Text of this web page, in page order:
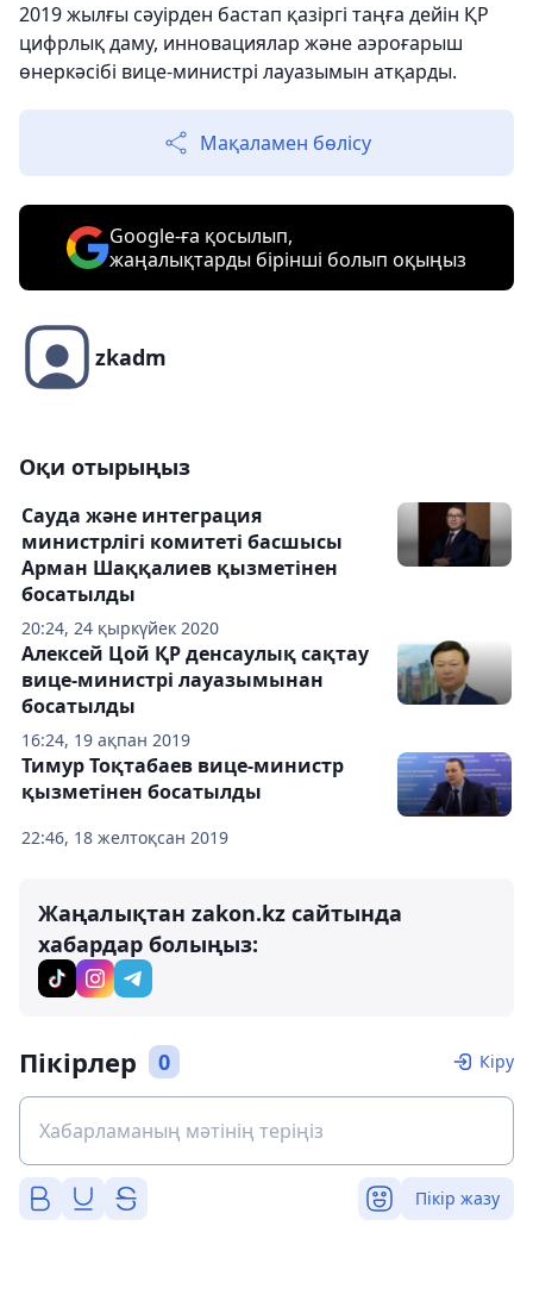
2019 жылғы сәуірден бастап қазіргі таңға дейін ҚР
цифрлық даму, инновациялар және аэроғарыш
өнеркәсібі вице-министрі лауазымын атқарды.
Мақаламен бөлісу
Google-ға қосылып,
жаңалықтарды бірінші болып оқыңыз
zkadm
Оқи отырыңыз
20:24, 24 қыркүйек 2020
Сауда және интеграция
министрлігі комитеті басшысы
Арман Шаққалиев қызметінен
босатылды
16:24, 19 ақпан 2019
Алексей Цой ҚР денсаулық сақтау
вице-министрі лауазымынан
босатылды
22:46, 18 желтоқсан 2019
Тимур Тоқтабаев вице-министр
қызметінен босатылды
Жаңалықтан zakon.kz сайтында
хабардар болыңыз:
Пікірлер 0 Кіру
Пікір жазу